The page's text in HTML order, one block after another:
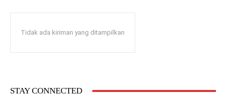
Tidak ada kiriman yang ditampilkan
STAY CONNECTED